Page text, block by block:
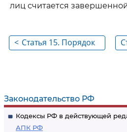
Законодательство РФ
Кодексы РФ в действующей
АПК РФ
лиц считается
< Статья 15. Порядок
создаваемого путем
реорганизации